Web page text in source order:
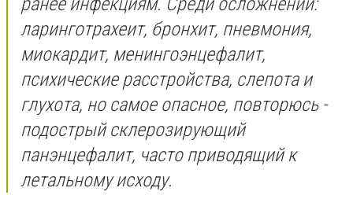
ларинготрахеит, бронхит, пневмония,
миокардит, менингоэнцефалит,
психические расстройства, слепота и
глухота, но самое опасное, повторюсь -
подострый склерозирующий
панэнцефалит, часто приводящий к
летальному исходу.